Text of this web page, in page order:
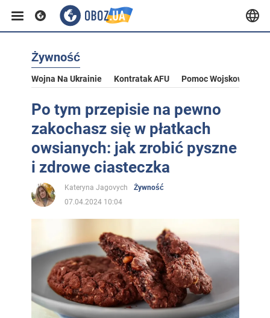
Żywność
Wojna Na Ukrainie Kontratak AFU Pomoc Wojskowa Dla
Po tym przepisie na pewno
zakochasz się w płatkach
owsianych: jak zrobić pyszne
i zdrowe ciasteczka
Kateryna Jagovych
Żywność
07.04.2024 10:04